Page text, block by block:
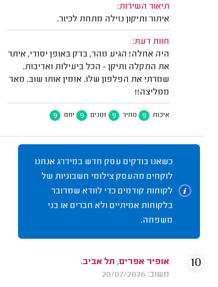
תיאור השירות:
איתור ותיקון נזילה מתחת לכיור.
חוות דעת:
היה אחלה! הגיע מהר, בדק באופן יסודי, איתר
את התקלה ותיקן - הכל ביעילות ואדיבות.
שמרתי את הפלפון שלו. אזמין אותו שוב. מאד
ממליצה!!
איכות 9 מחיר 9 זמנים 9 יחס 9
כשאנו בודקים עסק חדש במידרג אנחנו
לוקחים מהעסק צילומי חשבוניות של
לקוחות קודמים כדי לוודא שמדובר
בלקוחות אמיתיים ולא חברים או בני
משפחה.
אופיר אפרים, תל אביב.
משוב: 20/07/2026
10